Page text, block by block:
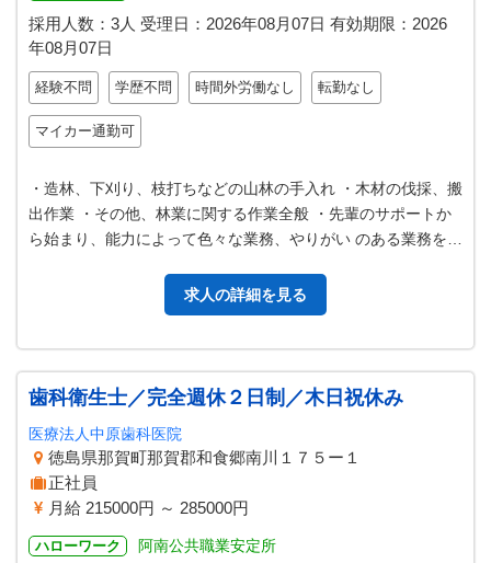
採用人数：3人 受理日： 2026年08月07日 有効期限： 2026
年08月07日
経験不問 学歴不問 時間外労働なし 転勤なし
マイカー通勤可
・造林、下刈り、枝打ちなどの山林の手入れ ・木材の伐採、搬
出作業 ・その他、林業に関する作業全般 ・先輩のサポートか
ら始まり、能力によって色々な業務、やりがい のある業務を任
求人の詳細を見る
歯科衛生士／完全週休２日制／木日祝休み
医療法人中原歯科医院
徳島県那賀町那賀郡和食郷南川１７５ー１
正社員
月給 215000円 ～ 285000円
ハローワーク 阿南公共職業安定所